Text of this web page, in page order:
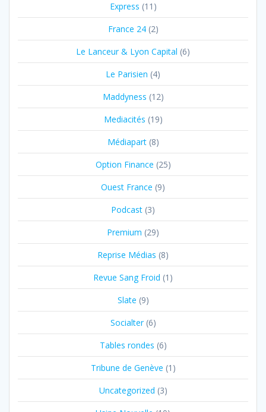
Express (11)
France 24(2)
Le Lanceur & Lyon Capital (6)
Le Parisien (4)
Maddyness (12)
Mediacités (19)
Médiapart(8)
Option Finance (25)
Ouest France (9)
Podcast (3)
Premium (29)
Reprise Médias (8)
Revue Sang Froid (1)
Slate (9)
Socialter(6)
Tables rondes (6)
Tribune de Genève (1)
Uncategorized (3)